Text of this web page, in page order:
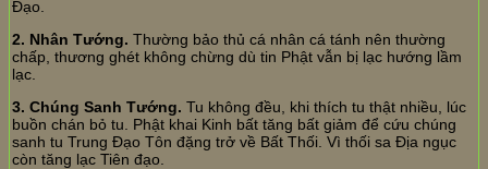
Đạo.
2. Nhân Tướng. Thường bảo thủ cá nhân cá tánh nên thường
chấp, thương ghét không chừng dù tin Phật vẫn bị lạc hướng lầm
lạc.
3. Chúng Sanh Tướng. Tu không đều, khi thích tu thật nhiều, lúc
buồn chán bỏ tu. Phật khai Kinh bất tăng bất giảm để cứu chúng
sanh tu Trung Đạo Tôn đặng trở về Bất Thối. Vì thối sa Địa ngục
còn tăng lạc Tiên đạo.